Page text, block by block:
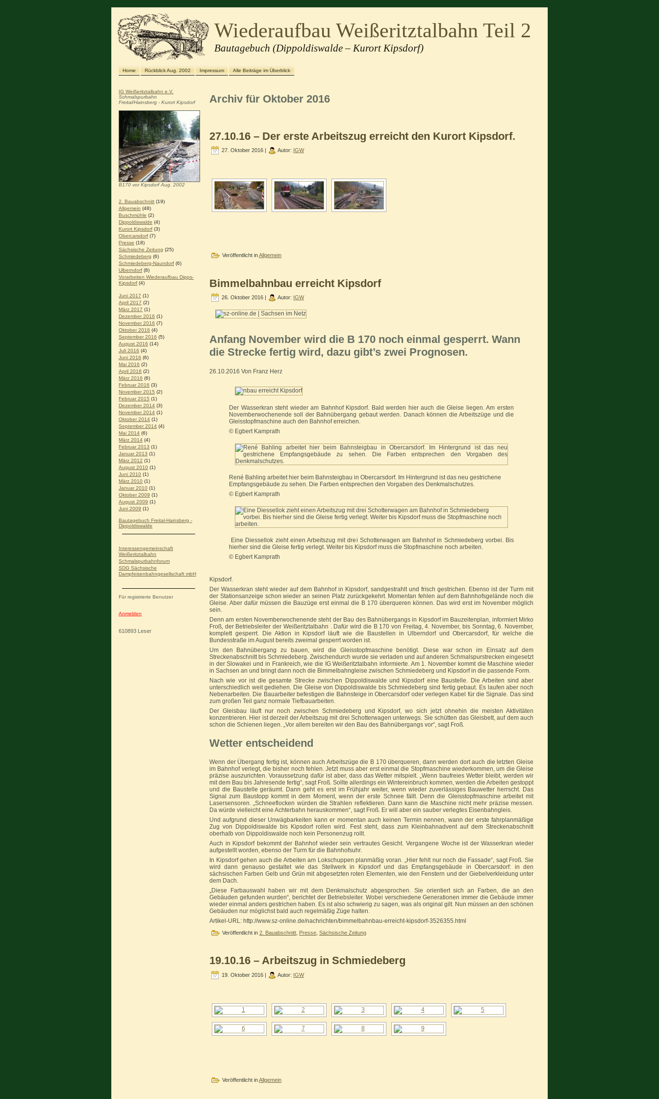
Wiederaufbau Weißeritztalbahn Teil 2
Bautagebuch (Dippoldiswalde – Kurort Kipsdorf)
Home Rückblick Aug. 2002 Impressum Alle Beiträge im Überblick
IG Weißeritztalbahn e.V.
Schmalspurbahn
Freital/Hainsberg - Kurort Kipsdorf
B170 vor Kipsdorf Aug. 2002
2. Bauabschnitt (19)
Allgemein (48)
Buschmühle (2)
Dippoldiswalde (4)
Kurort Kipsdorf (3)
Obercarsdorf (7)
Presse (18)
Sächsische Zeitung (25)
Schmiedeberg (6)
Schmiedeberg-Naundorf (6)
Ulberndorf (8)
Vorarbeiten Wiederaufbau Dipps-
Kipsdorf (4)
Juni 2017 (1)
April 2017 (2)
März 2017 (1)
Dezember 2016 (1)
November 2016 (7)
Oktober 2016 (4)
September 2016 (5)
August 2016 (14)
Juli 2016 (4)
Juni 2016 (6)
Mai 2016 (2)
April 2016 (2)
März 2016 (6)
Februar 2016 (3)
November 2015 (2)
Februar 2015 (1)
Dezember 2014 (3)
November 2014 (1)
Oktober 2014 (1)
September 2014 (4)
Mai 2014 (6)
März 2014 (4)
Februar 2013 (1)
Januar 2013 (1)
März 2012 (1)
August 2010 (1)
Juni 2010 (1)
März 2010 (1)
Januar 2010 (1)
Oktober 2009 (1)
August 2009 (1)
Juni 2009 (1)
Bautagebuch Freital-Hainsberg -
Dippoldiswalde
Interessengemeinschaft
Weißeritztalbahn
Schmalspurbahnforum
SDG Sächsische
Dampfeisenbahngesellschaft mbH
Für registrierte Benutzer
Anmelden
610893 Leser
Archiv für Oktober 2016
27.10.16 – Der erste Arbeitszug erreicht den Kurort Kipsdorf.
27. Oktober 2016 | Autor: IGW
Veröffentlicht inAllgemein
Bimmelbahnbau erreicht Kipsdorf
26. Oktober 2016 | Autor: IGW
Anfang November wird die B 170 noch einmal gesperrt. Wann
die Strecke fertig wird, dazu gibt’s zwei Prognosen.
26.10.2016 Von Franz Herz
Der Wasserkran steht wieder am Bahnhof Kipsdorf. Bald werden hier auch die Gleise liegen. Am ersten
Novemberwochenende soll der Bahnübergang gebaut werden. Danach können die Arbeitszüge und die
Gleisstopfmaschine auch den Bahnhof erreichen.
© Egbert Kamprath
René Bahling arbeitet hier beim Bahnsteigbau in Obercarsdorf. Im Hintergrund ist das neu gestrichene
Empfangsgebäude zu sehen. Die Farben entsprechen den Vorgaben des Denkmalschutzes.
© Egbert Kamprath
Eine Diessellok zieht einen Arbeitszug mit drei Schotterwagen am Bahnhof in Schmiedeberg vorbei. Bis
hierher sind die Gleise fertig verlegt. Weiter bis Kipsdorf muss die Stopfmaschine noch arbeiten.
© Egbert Kamprath
Kipsdorf.
Der Wasserkran steht wieder auf dem Bahnhof in Kipsdorf, sandgestrahlt und frisch gestrichen. Ebenso ist der Turm mit
der Stationsanzeige schon wieder an seinen Platz zurückgekehrt. Momentan fehlen auf dem Bahnhofsgelände noch die
Gleise. Aber dafür müssen die Bauzüge erst einmal die B 170 überqueren können. Das wird erst im November möglich
sein.
Denn am ersten Novemberwochenende steht der Bau des Bahnübergangs in Kipsdorf im Bauzeitenplan, informiert Mirko
Froß, der Betriebsleiter der Weißeritztalbahn . Dafür wird die B 170 von Freitag, 4. November, bis Sonntag, 6. November,
komplett gesperrt. Die Aktion in Kipsdorf läuft wie die Baustellen in Ulberndorf und Obercarsdorf, für welche die
Bundesstraße im August bereits zweimal gesperrt worden ist.
Um den Bahnübergang zu bauen, wird die Gleisstopfmaschine benötigt. Diese war schon im Einsatz auf dem
Streckenabschnitt bis Schmiedeberg. Zwischendurch wurde sie verladen und auf anderen Schmalspurstrecken eingesetzt
in der Slowakei und in Frankreich, wie die IG Weißeritztalbahn informierte. Am 1. November kommt die Maschine wieder
in Sachsen an und bringt dann noch die Bimmelbahngleise zwischen Schmiedeberg und Kipsdorf in die passende Form.
Nach wie vor ist die gesamte Strecke zwischen Dippoldiswalde und Kipsdorf eine Baustelle. Die Arbeiten sind aber
unterschiedlich weit gediehen. Die Gleise von Dippoldiswalde bis Schmiedeberg sind fertig gebaut. Es laufen aber noch
Nebenarbeiten. Die Bauarbeiter befestigen die Bahnsteige in Obercarsdorf oder verlegen Kabel für die Signale. Das sind
zum großen Teil ganz normale Tiefbauarbeiten.
Der Gleisbau läuft nur noch zwischen Schmiedeberg und Kipsdorf, wo sich jetzt ohnehin die meisten Aktivitäten
konzentrieren. Hier ist derzeit der Arbeitszug mit drei Schotterwagen unterwegs. Sie schütten das Gleisbett, auf dem auch
schon die Schienen liegen. „Vor allem bereiten wir den Bau des Bahnübergangs vor“, sagt Froß.
Wetter entscheidend
Wenn der Übergang fertig ist, können auch Arbeitszüge die B 170 überqueren, dann werden dort auch die letzten Gleise
im Bahnhof verlegt, die bisher noch fehlen. Jetzt muss aber erst einmal die Stopfmaschine wiederkommen, um die Gleise
präzise auszurichten. Voraussetzung dafür ist aber, dass das Wetter mitspielt. „Wenn baufreies Wetter bleibt, werden wir
mit dem Bau bis Jahresende fertig“, sagt Froß. Sollte allerdings ein Wintereinbruch kommen, werden die Arbeiten gestoppt
und die Baustelle geräumt. Dann geht es erst im Frühjahr weiter, wenn wieder zuverlässiges Bauwetter herrscht. Das
Signal zum Baustopp kommt in dem Moment, wenn der erste Schnee fällt. Denn die Gleisstopfmaschine arbeitet mit
Lasersensoren. „Schneeflocken würden die Strahlen reflektieren. Dann kann die Maschine nicht mehr präzise messen.
Da würde vielleicht eine Achterbahn herauskommen“, sagt Froß. Er will aber ein sauber verlegtes Eisenbahngleis.
Und aufgrund dieser Unwägbarkeiten kann er momentan auch keinen Termin nennen, wann der erste fahrplanmäßige
Zug von Dippoldiswalde bis Kipsdorf rollen wird. Fest steht, dass zum Kleinbahnadvent auf dem Streckenabschnitt
oberhalb von Dippoldiswalde noch kein Personenzug rollt.
Auch in Kipsdorf bekommt der Bahnhof wieder sein vertrautes Gesicht. Vergangene Woche ist der Wasserkran wieder
aufgestellt worden, ebenso der Turm für die Bahnhofsuhr.
In Kipsdorf gehen auch die Arbeiten am Lokschuppen planmäßig voran. „Hier fehlt nur noch die Fassade“, sagt Froß. Sie
wird dann genauso gestaltet wie das Stellwerk in Kipsdorf und das Empfangsgebäude in Obercarsdorf: in den
sächsischen Farben Gelb und Grün mit abgesetzten roten Elementen, wie den Fenstern und der Giebelverkleidung unter
dem Dach.
„Diese Farbauswahl haben wir mit dem Denkmalschutz abgesprochen. Sie orientiert sich an Farben, die an den
Gebäuden gefunden wurden“, berichtet der Betriebsleiter. Wobei verschiedene Generationen immer die Gebäude immer
wieder einmal anders gestrichen haben. Es ist also schwierig zu sagen, was als original gilt. Nun müssen an den schönen
Gebäuden nur möglichst bald auch regelmäßig Züge halten.
Artikel-URL: http://www.sz-online.de/nachrichten/bimmelbahnbau-erreicht-kipsdorf-3526355.html
Veröffentlicht in 2. Bauabschnitt Presse Sächsische Zeitung
19.10.16 – Arbeitszug in Schmiedeberg
19. Oktober 2016 | Autor: IGW
Veröffentlicht inAllgemein